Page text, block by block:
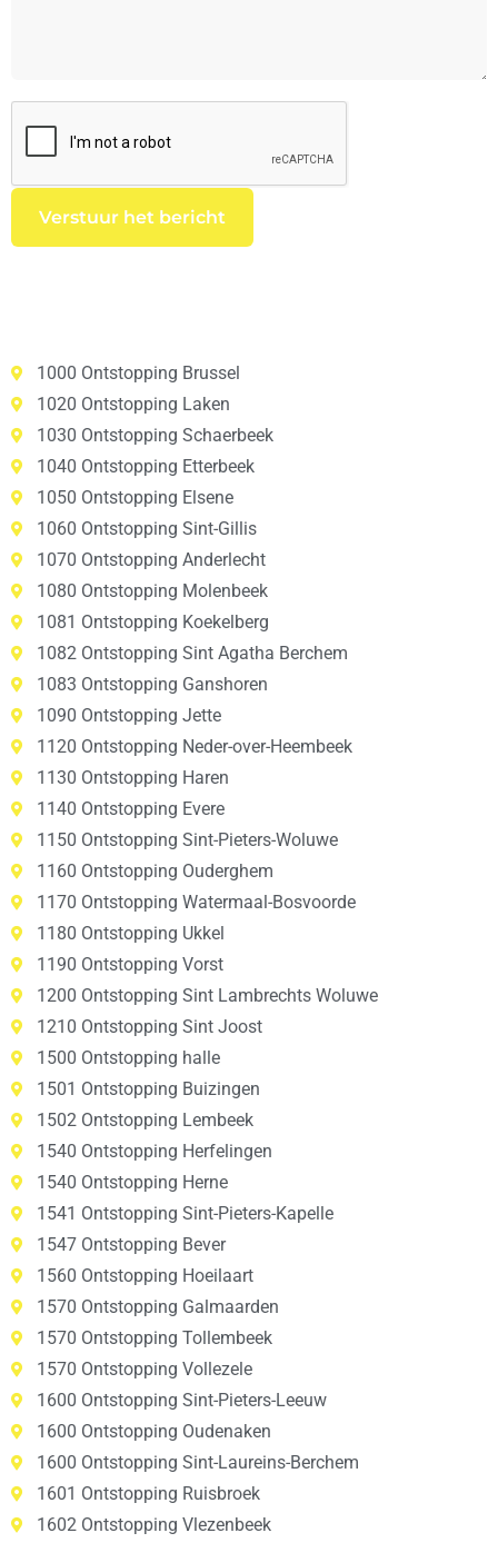
1000 Ontstopping Brussel
1020 Ontstopping Laken
1030 Ontstopping Schaerbeek
1040 Ontstopping Etterbeek
1050 Ontstopping Elsene
1060 Ontstopping Sint-Gillis
1070 Ontstopping Anderlecht
1080 Ontstopping Molenbeek
1081 Ontstopping Koekelberg
1082 Ontstopping Sint Agatha Berchem
1083 Ontstopping Ganshoren
1090 Ontstopping Jette
1120 Ontstopping Neder-over-Heembeek
1130 Ontstopping Haren
1140 Ontstopping Evere
1150 Ontstopping Sint-Pieters-Woluwe
1160 Ontstopping Ouderghem
1170 Ontstopping Watermaal-Bosvoorde
1180 Ontstopping Ukkel
1190 Ontstopping Vorst
1200 Ontstopping Sint Lambrechts Woluwe
1210 Ontstopping Sint Joost
1500 Ontstopping halle
1501 Ontstopping Buizingen
1502 Ontstopping Lembeek
1540 Ontstopping Herfelingen
1540 Ontstopping Herne
1541 Ontstopping Sint-Pieters-Kapelle
1547 Ontstopping Bever
1560 Ontstopping Hoeilaart
1570 Ontstopping Galmaarden
1570 Ontstopping Tollembeek
1570 Ontstopping Vollezele
1600 Ontstopping Sint-Pieters-Leeuw
1600 Ontstopping Oudenaken
1600 Ontstopping Sint-Laureins-Berchem
1601 Ontstopping Ruisbroek
1602 Ontstopping Vlezenbeek